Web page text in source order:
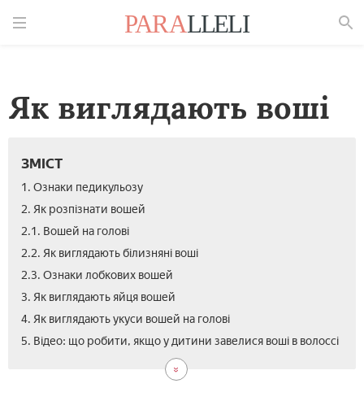
Як виглядають воші
ЗМІСТ
1. Ознаки педикульозу
2. Як розпізнати вошей
2.1. Вошей на голові
2.2. Як виглядають білизняні воші
2.3. Ознаки лобкових вошей
3. Як виглядають яйця вошей
4. Як виглядають укуси вошей на голові
5. Відео: що робити, якщо у дитини завелися воші в волоссі